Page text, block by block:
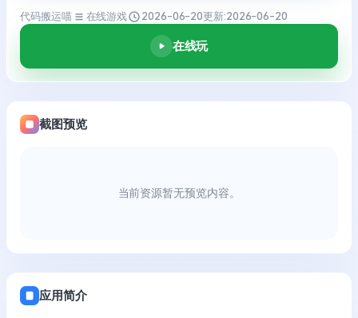
代码搬运喵 在线游戏 2026-06-20更新:2026-06-20
在线玩
截图预览
当前资源暂无预览内容。
应用简介